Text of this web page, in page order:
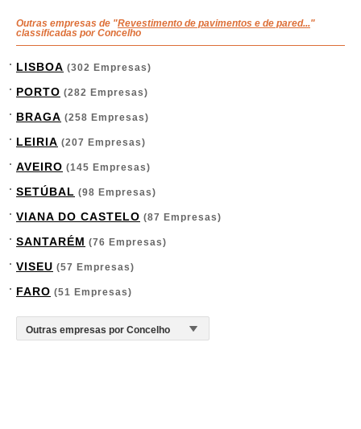
Outras empresas de "Revestimento de pavimentos e de pared..."
classificadas por Concelho
LISBOA (302 Empresas)
PORTO (282 Empresas)
BRAGA (258 Empresas)
LEIRIA (207 Empresas)
AVEIRO (145 Empresas)
SETÚBAL (98 Empresas)
VIANA DO CASTELO (87 Empresas)
SANTARÉM (76 Empresas)
VISEU (57 Empresas)
FARO (51 Empresas)